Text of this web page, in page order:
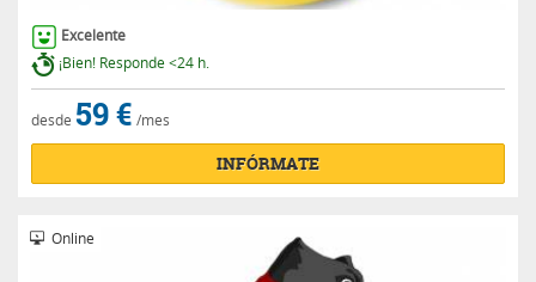
Excelente
¡Bien! Responde <24 h.
desde 59 € /mes
INFÓRMATE
Online